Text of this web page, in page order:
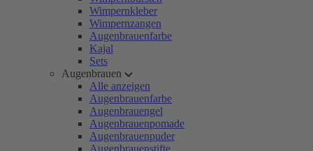
Wimpernkleber
Wimpernzangen
Augenbrauenfarbe
Kajal
Sets
Augenbrauen
Alle anzeigen
Augenbrauenfarbe
Augenbrauengel
Augenbrauenpomade
Augenbrauenpuder
Augenbrauenstifte